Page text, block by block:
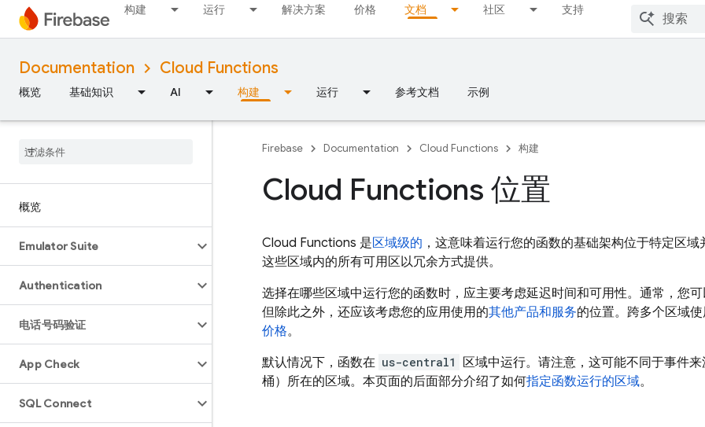
构建 运行 解决方案 价格 文档 社区 支持
Documentation Cloud Functions
概览 基础知识 AI 构建 运行 参考文档 示例
概览
Emulator Suite
Authentication
电话号码验证
App Check
SQL Connect
Firebase Documentation Cloud Functions 构建
Cloud Functions 位置
Cloud Functions 是区域级的 ，这意味着运行您的函数的基础架构位于特定区
这些区域内的所有可用区以冗余方式提供。
选择在哪些区域中运行您的函数时，应主要考虑延迟时间和可用性。通常，您
但除此之外，还应该考虑您的应用使用的其他产品和服务的位置。跨多个区域
价格。
默认情况下，函数在 us-central1 区域中运行。请注意，这可能不同于事件来
桶）所在的区域。本页面的后面部分介绍了如何指定函数运行的区域。